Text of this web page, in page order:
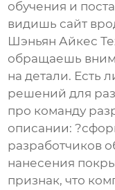
обучения и
видишь сайт
Шэньян Айкес
обращаешь
на детали. Есть
решений для
про команду
описании:
разработчиков
нанесения
признак, что